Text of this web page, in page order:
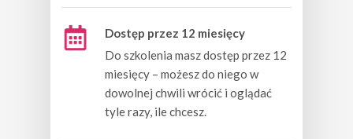
Dostęp przez 12 miesięcy
Do szkolenia masz dostęp przez 12
miesięcy – możesz do niego w
dowolnej chwili wrócić i oglądać
tyle razy, ile chcesz.